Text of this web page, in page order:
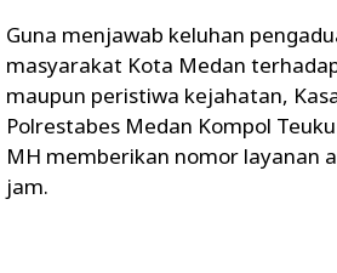
Guna menjawab keluhan
masyarakat Kota Medan
maupun peristiwa kejahatan,
Polrestabes Medan Kompol
MH memberikan nomor layanan
jam.